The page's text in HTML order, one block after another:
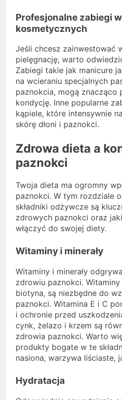
Profesjonalne zabiegi
kosmetycznych
Jeśli chcesz zainwestować
pielęgnację, warto
Zabiegi takie jak manicure
na wcieraniu specjalnych
paznokcia, mogą znacząco
kondycję. Inne popularne
kąpiele, które intensywnie
skórę dłoni i paznokci.
Zdrowa dieta a
paznokci
Twoja dieta ma ogromny
paznokci. W tym rozdziale
składniki odżywcze są
zdrowych paznokci oraz
włączyć do swojej diety.
Witaminy i minerały
Witaminy i minerały
zdrowiu paznokci.
biotyna, są niezbędne do
paznokci. Witamina E i C
i ochronie przed
cynk, żelazo i krzem są
zdrowia paznokci. Warto
produkty bogate w te
nasiona, warzywa liściaste,
Hydratacja